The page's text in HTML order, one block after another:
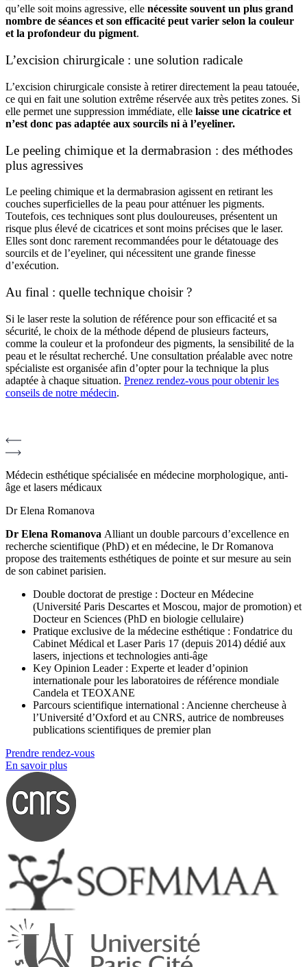
qu’elle soit moins agressive, elle nécessite souvent un plus grand
nombre de séances et son efficacité peut varier selon la couleur
et la profondeur du pigment.
L’excision chirurgicale : une solution radicale
L’excision chirurgicale consiste à retirer directement la peau tatouée,
ce qui en fait une solution extrême réservée aux très petites zones. Si
elle permet une suppression immédiate, elle laisse une cicatrice et
n’est donc pas adaptée aux sourcils ni à l’eyeliner.
Le peeling chimique et la dermabrasion : des méthodes
plus agressives
Le peeling chimique et la dermabrasion agissent en retirant les
couches superficielles de la peau pour atténuer les pigments.
Toutefois, ces techniques sont plus douloureuses, présentent un
risque plus élevé de cicatrices et sont moins précises que le laser.
Elles sont donc rarement recommandées pour le détatouage des
sourcils et de l’eyeliner, qui nécessitent une grande finesse
d’exécution.
Au final : quelle technique choisir ?
Si le laser reste la solution de référence pour son efficacité et sa
sécurité, le choix de la méthode dépend de plusieurs facteurs,
comme la couleur et la profondeur des pigments, la sensibilité de la
peau et le résultat recherché. Une consultation préalable avec notre
spécialiste est organisée afin d’opter pour la technique la plus
adaptée à chaque situation. Prenez rendez-vous pour obtenir les
conseils de notre médecin.
Médecin esthétique spécialisée en médecine morphologique, anti-
âge et lasers médicaux
Dr Elena Romanova
Dr Elena Romanova Alliant un double parcours d’excellence en
recherche scientifique (PhD) et en médecine, le Dr Romanova
propose des traitements esthétiques de pointe et sur mesure au sein
de son cabinet parisien.
Double doctorat de prestige : Docteur en Médecine
(Université Paris Descartes et Moscou, major de promotion) et
Docteur en Sciences (PhD en biologie cellulaire)
Pratique exclusive de la médecine esthétique : Fondatrice du
Cabinet Médical et Laser Paris 17 (depuis 2014) dédié aux
lasers, injections et technologies anti-âge
Key Opinion Leader : Experte et leader d’opinion
internationale pour les laboratoires de référence mondiale
Candela et TEOXANE
Parcours scientifique international : Ancienne chercheuse à
l’Université d’Oxford et au CNRS, autrice de nombreuses
publications scientifiques de premier plan
Prendre rendez-vous
En savoir plus